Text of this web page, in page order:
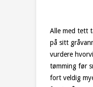
Alle med tett
på sitt
vurdere
tømming før
fort veldig